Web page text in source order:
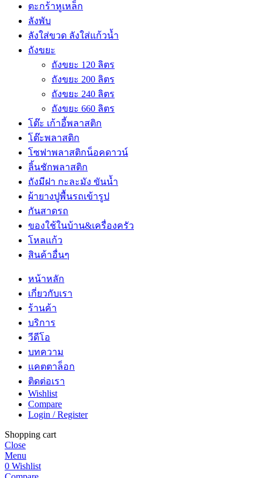
ตะกร้าหูเหล็ก
ลังพับ
ลังใส่ขวด ลังใส่แก้วน้ำ
ถังขยะ
ถังขยะ 120 ลิตร
ถังขยะ 200 ลิตร
ถังขยะ 240 ลิตร
ถังขยะ 660 ลิตร
โต๊ะ เก้าอี้พลาสติก
โต๊ะพลาสติก
โซฟาพลาสติกน็อคดาวน์
ลิ้นชักพลาสติก
ถังมีฝา กะละมัง ขันน้ำ
ผ้ายางปูพื้นรถเข้ารูป
กันสาดรถ
ของใช้ในบ้าน&เครื่องครัว
โหลแก้ว
สินค้าอื่นๆ
หน้าหลัก
เกี่ยวกับเรา
ร้านค้า
บริการ
วีดีโอ
บทความ
แคตตาล็อก
ติดต่อเรา
Wishlist
Compare
Login / Register
Shopping cart
Close
Menu
0 Wishlist